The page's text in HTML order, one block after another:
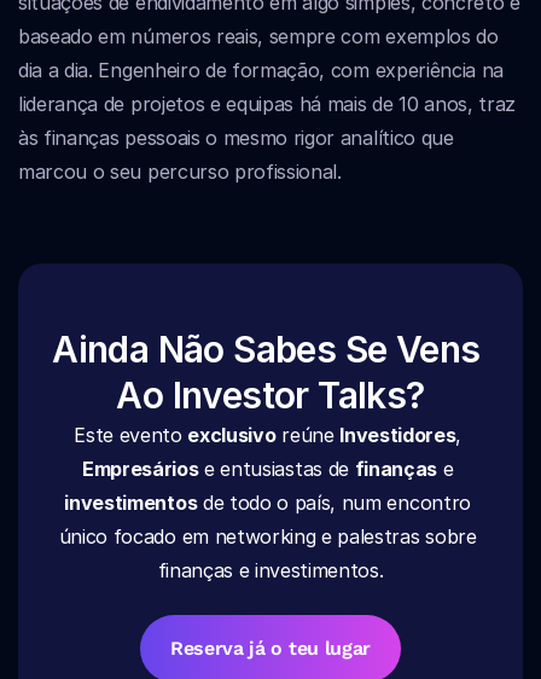
baseado em números reais, sempre com exemplos do
dia a dia. Engenheiro de formação, com experiência na
liderança de projetos e equipas há mais de 10 anos, traz
às finanças pessoais o mesmo rigor analítico que
marcou o seu percurso profissional.
Ainda Não Sabes Se Vens
Ao Investor Talks?
Este evento exclusivo reúne Investidores
Empresários e entusiastas de finanças
e
investimentos de todo o país, num encontro
único focado em networking e palestras sobre
finanças e investimentos.
Reserva já o teu lugar